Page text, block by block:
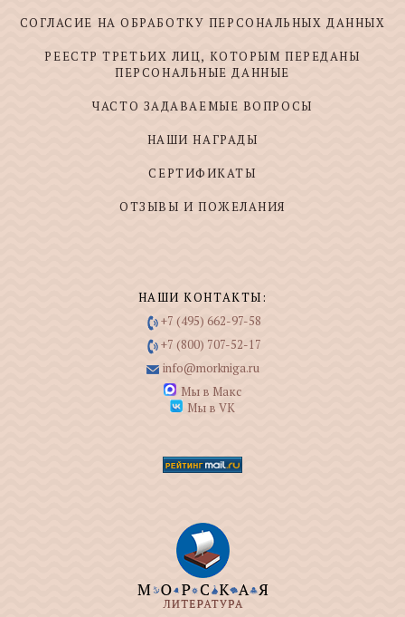
СОГЛАСИЕ НА ОБРАБОТКУ ПЕРСОНАЛЬНЫХ ДАННЫХ
РЕЕСТР ТРЕТЬИХ ЛИЦ, КОТОРЫМ ПЕРЕДАНЫ
ПЕРСОНАЛЬНЫЕ ДАННЫЕ
ЧАСТО ЗАДАВАЕМЫЕ ВОПРОСЫ
НАШИ НАГРАДЫ
СЕРТИФИКАТЫ
ОТЗЫВЫ И ПОЖЕЛАНИЯ
НАШИ КОНТАКТЫ:
+7 (495) 662-97-58
+7 (800) 707-52-17
info@morkniga.ru
Мы в Макс
Мы в VK